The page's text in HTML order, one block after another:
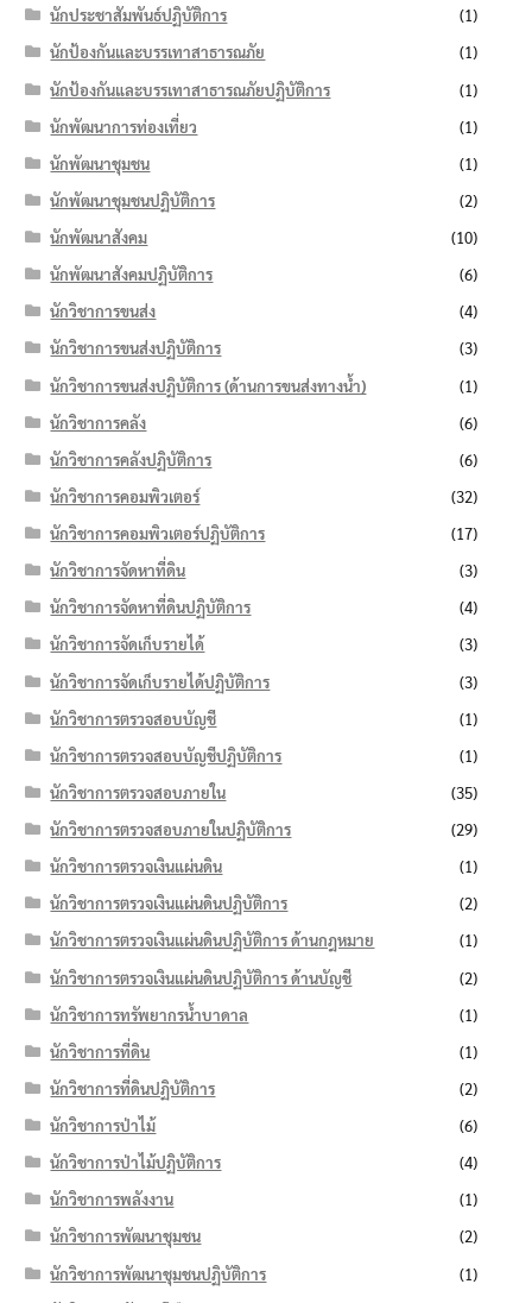
นักประชาสัมพันธ์ปฏิบัติการ
(1)
นักป้องกันและบรรเทาสาธารณภัย
(1)
นักป้องกันและบรรเทาสาธารณภัยปฏิบัติการ
(1)
นักพัฒนาการท่องเที่ยว
(1)
นักพัฒนาชุมชน
(1)
นักพัฒนาชุมชนปฏิบัติการ
(2)
นักพัฒนาสังคม
(10)
นักพัฒนาสังคมปฏิบัติการ
(6)
นักวิชาการขนส่ง
(4)
นักวิชาการขนส่งปฏิบัติการ
(3)
นักวิชาการขนส่งปฏิบัติการ (ด้านการขนส่งทางน้ำ)
(1)
นักวิชาการคลัง
(6)
นักวิชาการคลังปฏิบัติการ
(6)
นักวิชาการคอมพิวเตอร์
(32)
นักวิชาการคอมพิวเตอร์ปฏิบัติการ
(17)
นักวิชาการจัดหาที่ดิน
(3)
นักวิชาการจัดหาที่ดินปฏิบัติการ
(4)
นักวิชาการจัดเก็บรายได้
(3)
นักวิชาการจัดเก็บรายได้ปฏิบัติการ
(3)
นักวิชาการตรวจสอบบัญชี
(1)
นักวิชาการตรวจสอบบัญชีปฏิบัติการ
(1)
นักวิชาการตรวจสอบภายใน
(35)
นักวิชาการตรวจสอบภายในปฏิบัติการ
(29)
นักวิชาการตรวจเงินแผ่นดิน
(1)
นักวิชาการตรวจเงินแผ่นดินปฏิบัติการ
(2)
นักวิชาการตรวจเงินแผ่นดินปฏิบัติการ ด้านกฎหมาย
(1)
นักวิชาการตรวจเงินแผ่นดินปฏิบัติการ ด้านบัญชี
(2)
นักวิชาการทรัพยากรน้ำบาดาล
(1)
นักวิชาการที่ดิน
(1)
นักวิชาการที่ดินปฏิบัติการ
(2)
นักวิชาการป่าไม้
(6)
นักวิชาการป่าไม้ปฏิบัติการ
(4)
นักวิชาการพลังงาน
(1)
นักวิชาการพัฒนาชุมชน
(2)
นักวิชาการพัฒนาชุมชนปฏิบัติการ
(1)